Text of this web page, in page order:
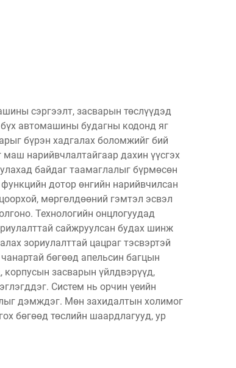
сэргээлт, засварын төслүүдэд
бүх автомашины будагны кодонд яг
бүрэн хадгалах боломжийг бий
нарийвчлалтайгаар дахин үүсгэх
байдаг таамаглалыг бүрмөсөн
дотор өнгийн нарийвчилсан
мөргөлдөөний гэмтэл эсвэл
Технологийн онцлогуудад
сайжруулсан будах шинж
зориулалттай цацраг тэсвэртэй
бөгөөд апельсин багцын
корпусын засварын үйлдвэрүүд,
Систем нь орчин үеийн
дэмждэг. Мөн захидалтын холимог
бөгөөд төслийн шаардлагууд, ур